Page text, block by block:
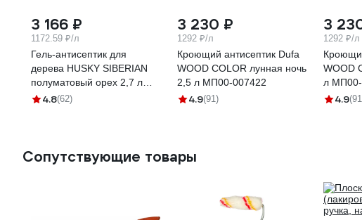
3 166 ₽
1172.59 ₽/л
Гель-антисептик для
дерева HUSKY SIBERIAN
полуматовый орех 2,7 л
25291
4.8(62)
3 230 ₽
1292 ₽/л
Кроющий антисептик Dufa
WOOD COLOR лунная ночь
2,5 л МП00-007422
4.9(91)
3
1292 ₽/л
WOOD
л
4.9
Сопутствующие товары